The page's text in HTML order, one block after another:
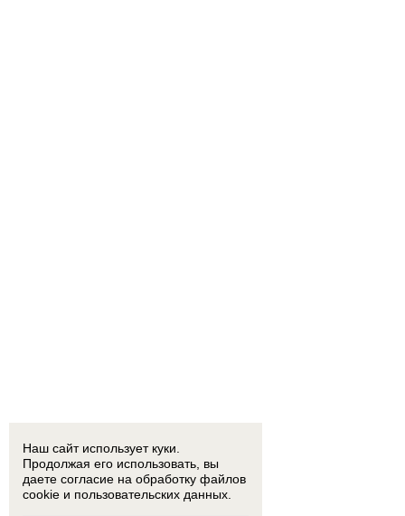
Наш сайт использует куки.
Продолжая его использовать, вы
даете согласие на обработку файлов
cookie и пользовательских данных.